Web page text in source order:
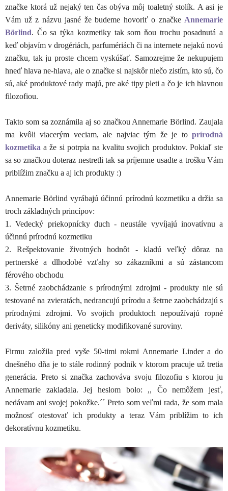
značke ktorá už nejaký ten čas obýva môj toaletný stolík. A asi je
Vám už z názvu jasné že budeme hovoriť o značke Annemarie
Börlind. Čo sa týka kozmetiky tak som ňou trochu posadnutá a
keď objavím v drogériách, parfumériách či na internete nejakú novú
značku, tak ju proste chcem vyskúšať. Samozrejme že nekupujem
hneď hlava ne-hlava, ale o značke si najskôr niečo zistím, kto sú, čo
sú, aké produktové rady majú, pre aké tipy pleti a čo je ich hlavnou
filozofiou.
Takto som sa zoznámila aj so značkou Annemarie Börlind. Zaujala
ma kvôli viacerým veciam, ale najviac tým že je to prírodná
kozmetika a že si potrpia na kvalitu svojich produktov. Pokiaľ ste
sa so značkou doteraz nestretli tak sa príjemne usadte a trošku Vám
priblížim značku a aj ich produkty :)
Annemarie Börlind vyrábajú účinnú prírodnú kozmetiku a držia sa
troch základných princípov:
1. Vedecký priekopnícky duch - neustále vyvíjajú inovatívnu a
účinnú prírodnú kozmetiku
2. Rešpektovanie životných hodnôt - kladú veľký dôraz na
pertnerské a dlhodobé vzťahy so zákazníkmi a sú zástancom
férového obchodu
3. Šetrné zaobchádzanie s prírodnými zdrojmi - produkty nie sú
testované na zvieratách, nedrancujú prírodu a šetrne zaobchádzajú s
prírodnými zdrojmi. Vo svojich produktoch nepoužívajú ropné
deriváty, silikóny ani geneticky modifikované suroviny.
Firmu založila pred vyše 50-timi rokmi Annemarie Linder a do
dnešného dňa je to stále rodinný podnik v ktorom pracuje už tretia
generácia. Preto si značka zachováva svoju filozofiu s ktorou ju
Annemarie zakladala. Jej heslom bolo: ,, Čo nemôžem jesť,
nedávam ani svojej pokožke.´´ Preto som veľmi rada, že som mala
možnosť otestovať ich produkty a teraz Vám priblížim to ich
dekoratívnu kozmetiku.